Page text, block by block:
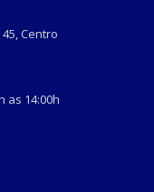
Centro
as 14:00h